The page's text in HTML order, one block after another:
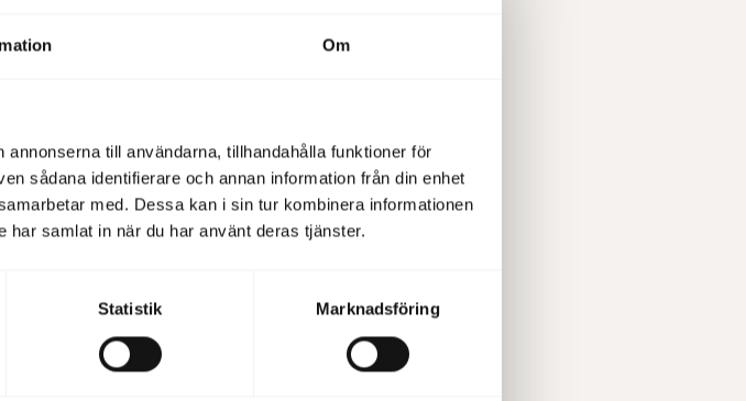
Om
till användarna, tillhandahålla funktioner för
sådana identifierare och annan information från din enhet
med. Dessa kan i sin tur kombinera informationen
har samlat in när du har använt deras tjänster.
Statistik Marknadsföring
det att finnas både fasta platser och